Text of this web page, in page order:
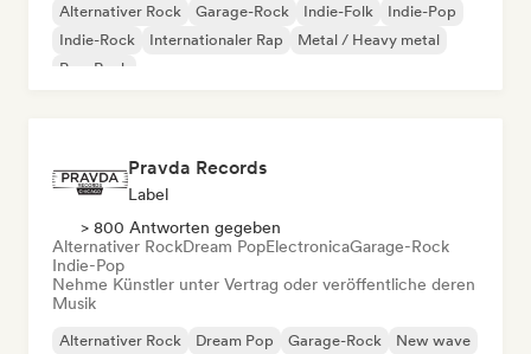
Alternativer Rock Garage-Rock Indie-Folk
Indie-Pop
Indie-Rock
Internationaler Rap
Metal / Heavy metal
Pop-Rock
Pravda Records
Label
> 800 Antworten gegeben
Alternativer RockDream PopElectronicaGarage-Rock
Indie-Pop
Nehme Künstler unter Vertrag oder veröffentliche deren
Musik
Alternativer Rock Dream Pop Garage-Rock
New wave